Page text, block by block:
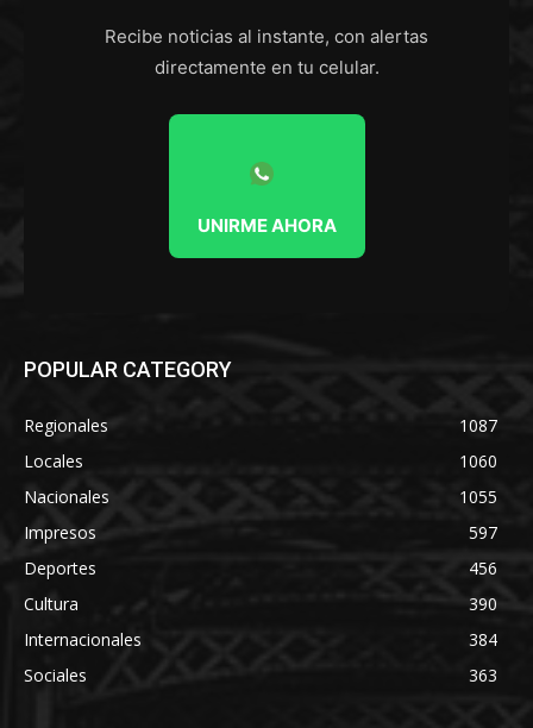
Recibe noticias al instante, con alertas
directamente en tu celular.
UNIRME AHORA
POPULAR CATEGORY
Regionales
1087
Locales
1060
Nacionales
1055
Impresos
597
Deportes
456
Cultura
390
Internacionales
384
Sociales
363